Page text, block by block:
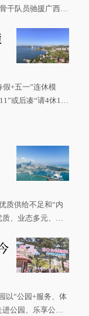
干队员驰援广西灾
+五一”连休模
或后凑“请4休1
质供给不足和“内
、业态多元、智
以“公园+服务、体
进公园、乐享公